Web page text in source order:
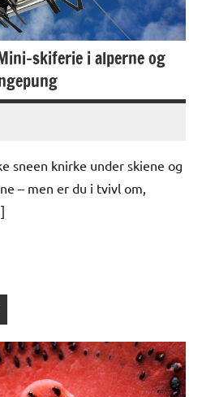
skiferie i alperne og
sneen knirke under skiene og
– men er du i tvivl om,